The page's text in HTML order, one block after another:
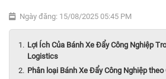
Ngày đăng: 15/08/2025 05:45 PM
Lợi Ích Của Bánh Xe Đẩy Công Nghiệp
Logistics
Phân loại Bánh Xe Đẩy Công Nghiệp theo